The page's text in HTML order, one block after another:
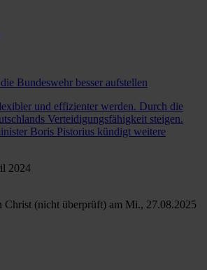
Bundeswehr besser aufstellen
und effizienter werden. Durch die
Verteidigungsfähigkeit steigen.
Boris Pistorius kündigt weitere
2024
Christ (nicht überprüft) am Mi., 27.08.2025